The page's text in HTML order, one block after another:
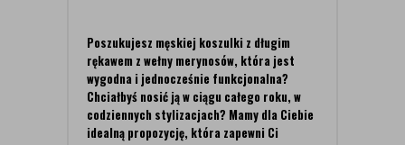
Poszukujesz męskiej koszulki z długim
rękawem z wełny merynosów, która jest
wygodna i jednocześnie funkcjonalna?
Chciałbyś nosić ją w ciągu całego roku, w
codziennych stylizacjach? Mamy dla Ciebie
idealną propozycję, która zapewni Ci